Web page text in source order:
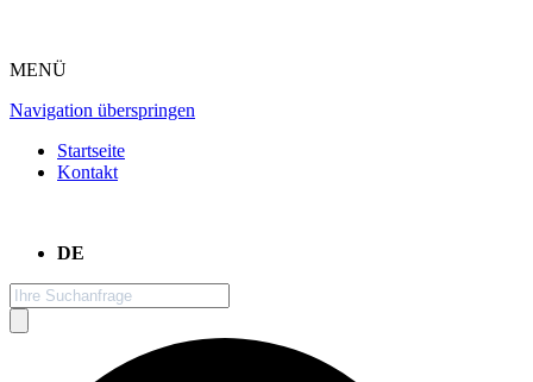
MENÜ
Navigation überspringen
Startseite
Kontakt
DE